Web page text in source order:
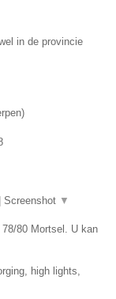
in de provincie
)
Screenshot ▼
80 Mortsel. U kan
high lights,